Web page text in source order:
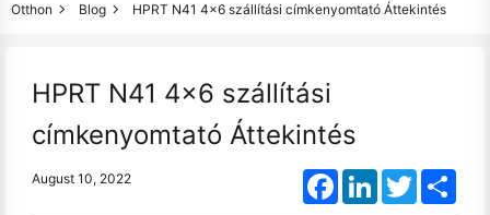
Otthon Blog HPRT N41 4x6 szállítási címkenyomtató Áttekintés
HPRT N41 4x6 szállítási
címkenyomtató Áttekintés
August 10, 2022 FacebookLinkedInTwitter